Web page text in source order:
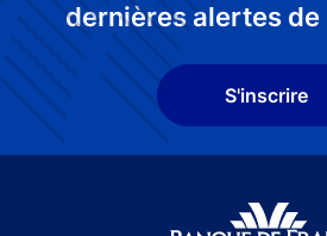
dernières alertes
S'inscrire